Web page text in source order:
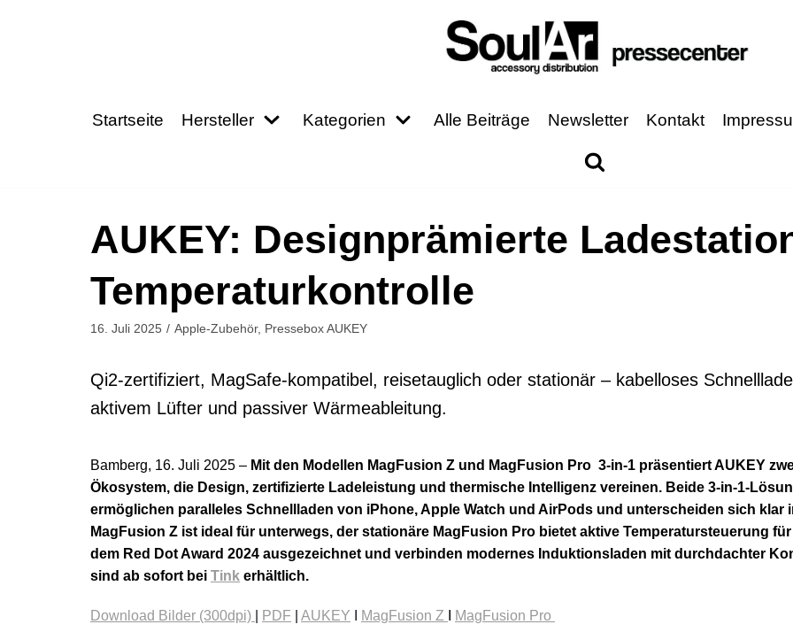
Startseite Hersteller Kategorien Alle Beiträge Newsletter Kontakt
AUKEY: Designprämierte
Temperaturkontrolle
16. Juli 2025 Apple-Zubehör, Pressebox AUKEY
Qi2-zertifiziert, MagSafe-kompatibel, reisetauglich oder stationär – kabelloses
aktivem Lüfter und passiver Wärmeableitung.
Bamberg, 16. Juli 2025 – Mit den Modellen MagFusion Z und MagFusion Pro 3-in-1 präsentiert AUKEY
Ökosystem, die Design, zertifizierte Ladeleistung und thermische Intelligenz vereinen. Beide 3-in-1-
ermöglichen paralleles Schnellladen von iPhone, Apple Watch und AirPods und unterscheiden sich klar
MagFusion Z ist ideal für unterwegs, der stationäre MagFusion Pro bietet aktive Temperatursteuerung
dem Red Dot Award 2024 ausgezeichnet und verbinden modernes Induktionsladen mit durchdachter
sind ab sofort bei Tink erhältlich.
Download Bilder (300dpi) PDF AUKEY MagFusion Z MagFusion Pro